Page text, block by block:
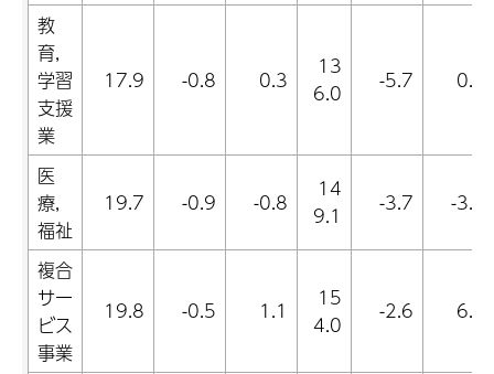
教
育,
学習
支援
業
17.9 -0.8 0.3
13
6.0
-5.7 0.4
医
療,
福祉
19.7 -0.9 -0.8
14
9.1
-3.7 -3.2
複合
サー
ビス
事業
19.8 -0.5 1.1
15
4.0
-2.6 6.3